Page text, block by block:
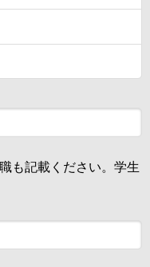
も記載ください。学生